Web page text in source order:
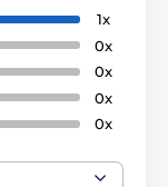
1x
0x
0x
0x
0x